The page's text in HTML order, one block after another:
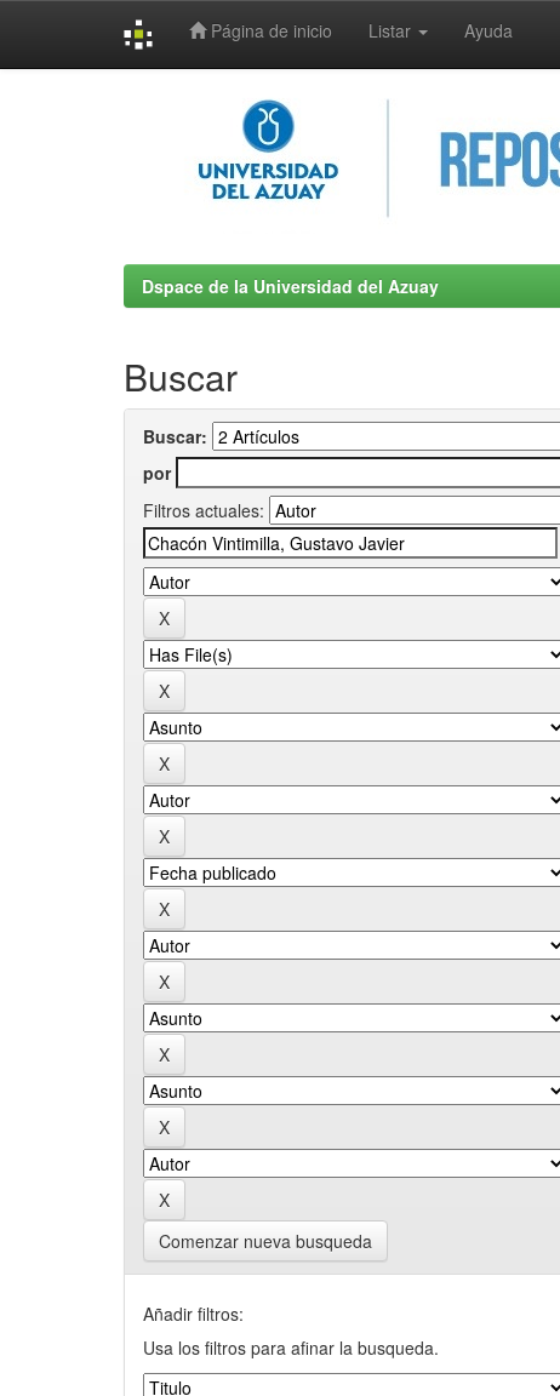
Página de inicio Listar Ayuda
Dspace de la Universidad del Azuay
Buscar
Buscar:
por
Filtros actuales:
Comenzar nueva busqueda
Añadir filtros:
Usa los filtros para afinar la busqueda.